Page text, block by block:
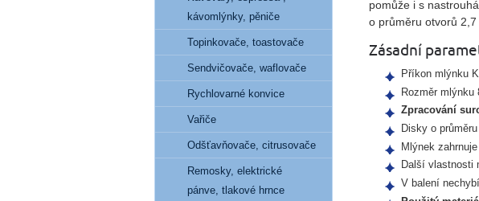
pomůže i s
o průměru otvorů 2,7
Zásadní
Příkon mlýnku
Rozměr mlýnku
Zpracování
Disky o
Mlýnek
Další vlastnosti
V balení
kávomlýnky, pěniče
Topinkovače, toastovače
Sendvičovače, waflovače
Rychlovarné konvice
Vařiče
Odšťavňovače, citrusovače
Remosky, elektrické
pánve, tlakové hrnce